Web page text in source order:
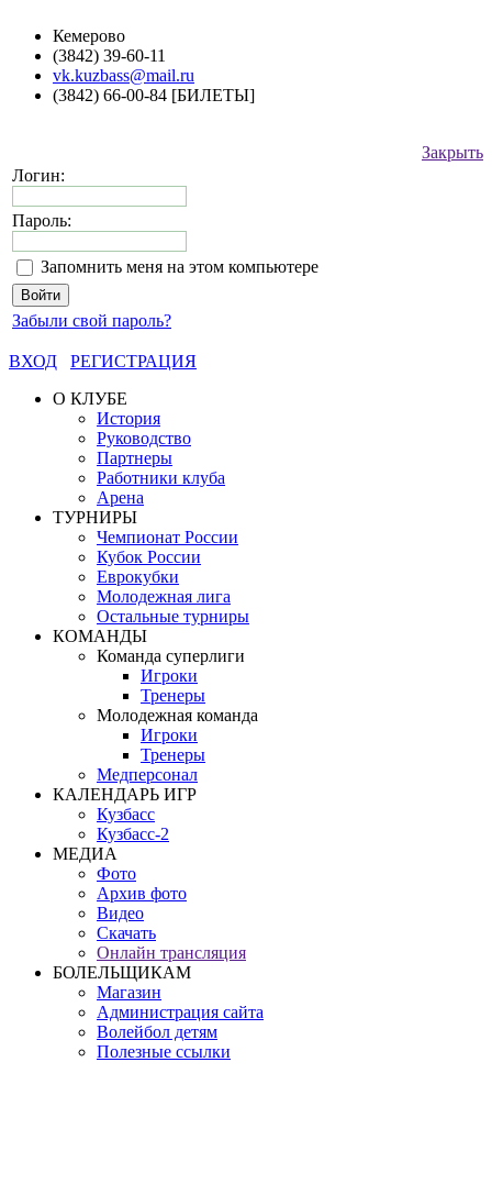
Кемерово
(3842) 39-60-11
vk.kuzbass@mail.ru
(3842) 66-00-84 [БИЛЕТЫ]
Закрыть
Логин:
Пароль:
Запомнить меня на этом компьютере
Забыли свой пароль?
ВХОД
РЕГИСТРАЦИЯ
О КЛУБЕ
История
Руководство
Партнеры
Работники клуба
Арена
ТУРНИРЫ
Чемпионат России
Кубок России
Еврокубки
Молодежная лига
Остальные турниры
КОМАНДЫ
Команда суперлиги
Игроки
Тренеры
Молодежная команда
Игроки
Тренеры
Медперсонал
КАЛЕНДАРЬ ИГР
Кузбасс
Кузбасс-2
МЕДИА
Фото
Архив фото
Видео
Скачать
Онлайн трансляция
БОЛЕЛЬЩИКАМ
Магазин
Администрация сайта
Волейбол детям
Полезные ссылки